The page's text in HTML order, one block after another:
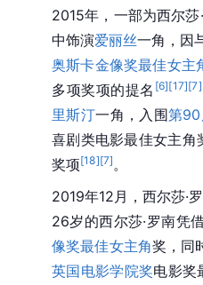
2015年，一部为西尔
中饰演爱丽丝一角，因
奥斯卡金像奖最佳女主
多项奖项的提名 [6][17][7]
里斯汀一角，入围第
喜剧类电影最佳女主角
奖项[18][7] 。
2019年12月，西尔莎·
26岁的西尔莎·罗南凭
像奖最佳女主角奖，同
英国电影学院奖电影奖